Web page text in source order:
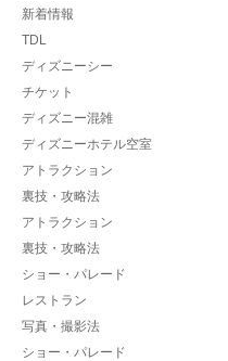
新着情報
TDL
ディズニーシー
チケット
ディズニー混雑
ディズニーホテル空室
アトラクション
裏技・攻略法
アトラクション
裏技・攻略法
ショー・パレード
レストラン
写真・撮影法
ショー・パレード